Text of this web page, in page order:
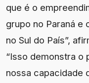
que é o
grupo no Paraná e
no Sul do País”,
“Isso demonstra o
nossa capacidade